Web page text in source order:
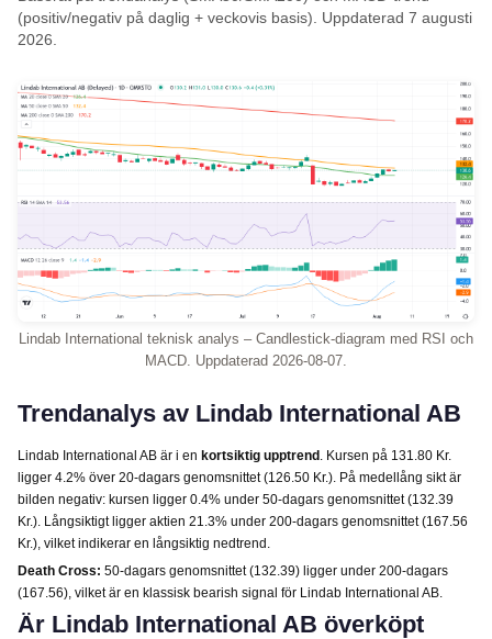
(positiv/negativ på daglig + veckovis basis). Uppdaterad 7 augusti
2026.
Lindab International teknisk analys – Candlestick-diagram med RSI och
MACD. Uppdaterad 2026-08-07.
Trendanalys av Lindab International AB
Lindab International AB är i en kortsiktig upptrend . Kursen på 131.80 Kr.
ligger 4.2% över 20-dagars genomsnittet (126.50 Kr.). På medellång sikt är
bilden negativ: kursen ligger 0.4% under 50-dagars genomsnittet (132.39
Kr.). Långsiktigt ligger aktien 21.3% under 200-dagars genomsnittet (167.56
Kr.), vilket indikerar en långsiktig nedtrend.
Death Cross: 50-dagars genomsnittet (132.39) ligger under 200-dagars
(167.56), vilket är en klassisk bearish signal för Lindab International AB.
Är Lindab International AB överköpt